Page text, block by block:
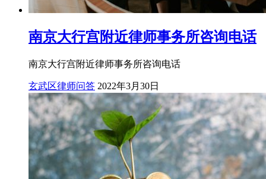
南京大行宫附近律师事务所咨询电话
南京大行宫附近律师事务所咨询电话
玄武区律师问答 2022年3月30日